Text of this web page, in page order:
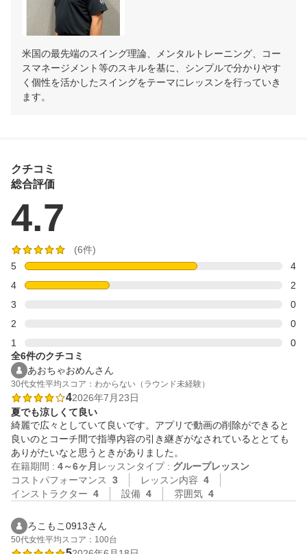
米国の最先端のスイング理論、メンタルトレーニング、コー
スマネージメント等のスキルを基に、シンプルで分かりやす
く個性を活かしたスイングをテーマにレッスンを行っていき
ます。
クチコミ
総合評価
4.7
(6件)
5
4
4
2
3
0
2
0
1
0
全6件のクチコミ
あおちゃおめんさん
30代女性平均スコア：わからない（ラウンド未経験）
42026年7月23日
夏でも涼しくて良い
綺麗で広々としていて良いです。アプリで動画の削除ができると
良いのとコーチ間で指導内容の引き継ぎがなされているととても
ありがたいなと思うときがありました。
在籍期間 : 4～6ヶ月 レッスンタイプ : グループレッスン
コストパフォーマンス
3 レッスン内容 4
インストラクター 4 設備 4 雰囲気 4
ろこもこ0913さん
50代女性平均スコア：100台